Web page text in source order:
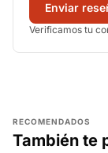
Enviar
Verificamos tu
RECOMENDADOS
También te
AGREGAR